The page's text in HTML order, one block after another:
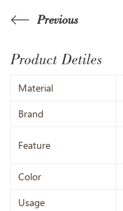
Previous
Product Detiles
Material
Brand
Feature
Color
Usage